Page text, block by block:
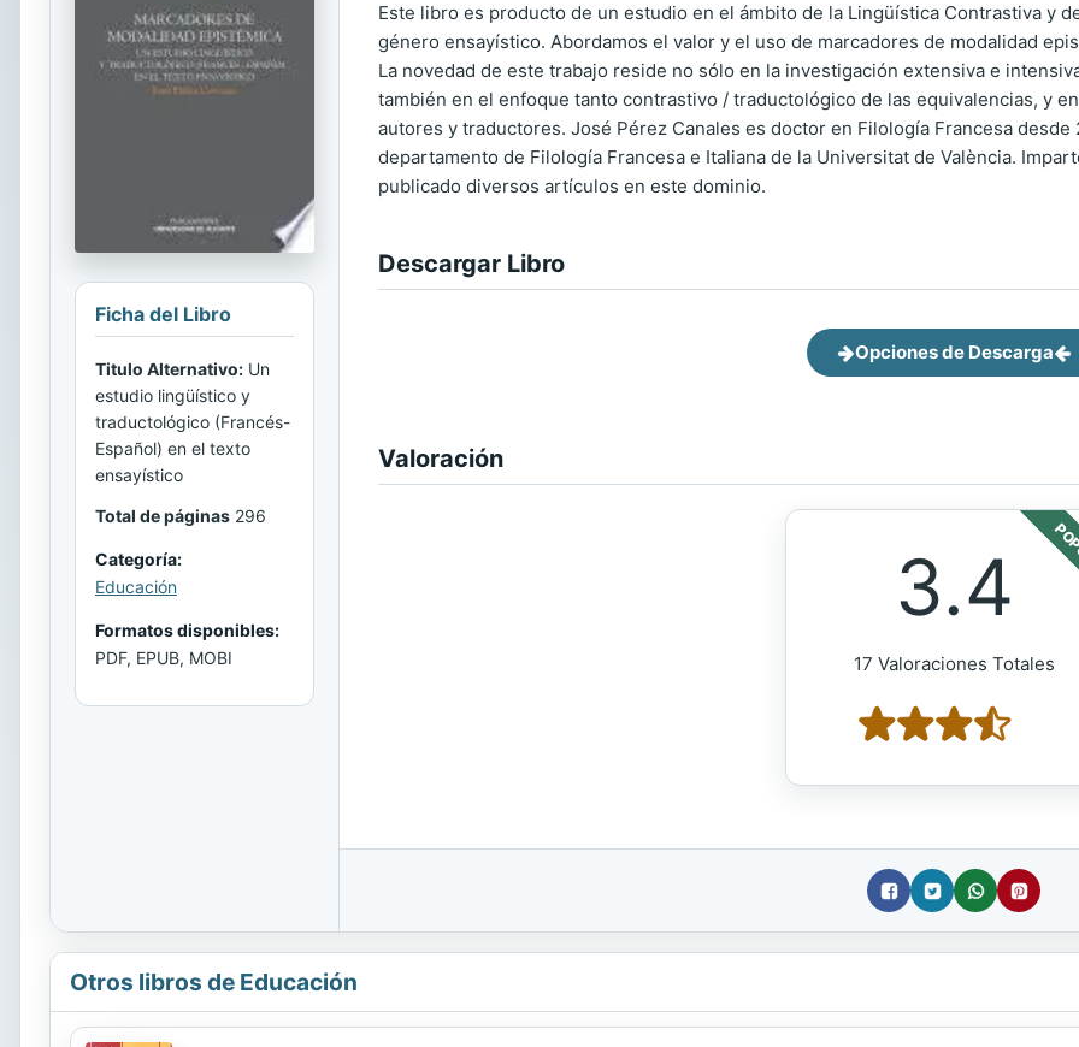
Ficha del Libro
Titulo Alternativo: Un
estudio lingüístico y
traductológico (Francés-
Español) en el texto
ensayístico
Total de páginas 296
Categoría:
Educación
Formatos disponibles:
PDF, EPUB, MOBI
Este libro es producto de un estudio en el ámbito de la Lingüística Contrastiva y
género ensayístico. Abordamos el valor y el uso de marcadores de modalidad
La novedad de este trabajo reside no sólo en la investigación extensiva e
también en el enfoque tanto contrastivo / traductológico de las equivalencias, y
autores y traductores. José Pérez Canales es doctor en Filología Francesa
departamento de Filología Francesa e Italiana de la Universitat de València.
publicado diversos artículos en este dominio.
Descargar Libro
Opciones de Descarga
Valoración
3.4
17 Valoraciones Totales
Otros libros de Educación